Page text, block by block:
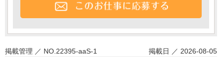
掲載管理 ／ NO.22395-aaS-1 掲載日 ／ 2026-08-05